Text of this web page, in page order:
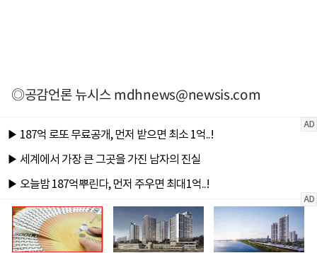
◎공감언론 뉴시스mdhnews@newsis.com